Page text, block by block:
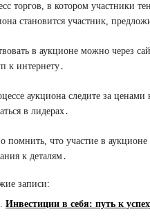
торгов, в котором участники
становится участник,
в аукционе можно через
к интернету․
аукциона следите за
в лидерах․
помнить, что участие в
к деталям․
записи:
Инвестиции в себя: путь к